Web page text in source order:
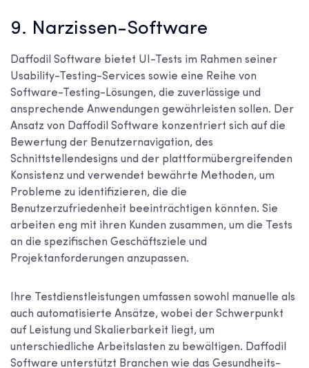
9. Narzissen-Software
Daffodil Software bietet UI-Tests im Rahmen seiner
Usability-Testing-Services sowie eine Reihe von
Software-Testing-Lösungen, die zuverlässige und
ansprechende Anwendungen gewährleisten sollen. Der
Ansatz von Daffodil Software konzentriert sich auf die
Bewertung der Benutzernavigation, des
Schnittstellendesigns und der plattformübergreifenden
Konsistenz und verwendet bewährte Methoden, um
Probleme zu identifizieren, die die
Benutzerzufriedenheit beeinträchtigen könnten. Sie
arbeiten eng mit ihren Kunden zusammen, um die Tests
an die spezifischen Geschäftsziele und
Projektanforderungen anzupassen.
Ihre Testdienstleistungen umfassen sowohl manuelle als
auch automatisierte Ansätze, wobei der Schwerpunkt
auf Leistung und Skalierbarkeit liegt, um
unterschiedliche Arbeitslasten zu bewältigen. Daffodil
Software unterstützt Branchen wie das Gesundheits-